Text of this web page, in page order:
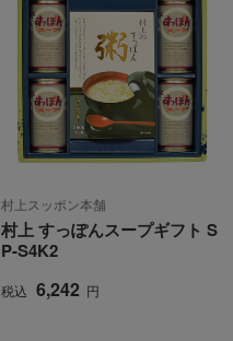
村上スッポン本舗
村上 すっぽんスープギフト S
P-S4K2
税込 6,242 円